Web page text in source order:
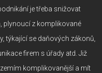
je třeba snižovat
plynoucí z komplikované
týkající se daňových zákonů,
firem s úřady atd. Již
komplikovanější a mít